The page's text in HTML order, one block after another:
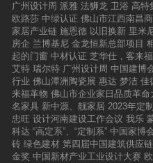
广州设计周 派雅 法狮龙 卫浴 高特
欧路莎 中绿认证 佛山市江西南昌
家居产业链 施恩德 以旧换新 里米
房企 兰博基尼 金龙恒新总部项目
起的门窗 中材认证 芝华仕，客来福
艾特 瑞尔特 广州设计周 中国建博
行业 佛山潭洲陶瓷展 惠达 梦洁 佳
来福革物 佛山市企业家日品质革命
名家具 新中源、靓家居 2023年定
忠旺 设计河南建设工作会议 我乐
科达 “高定系”、“定制系” 中国家博
砖 绿色建材 第四届中国建筑供应
金奖 中国新材产业工业设计大赛